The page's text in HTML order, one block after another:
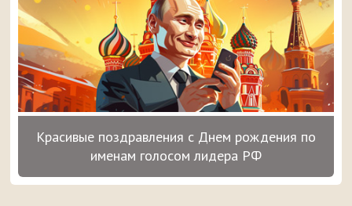
Красивые поздравления с Днем рождения по
именам голосом лидера РФ